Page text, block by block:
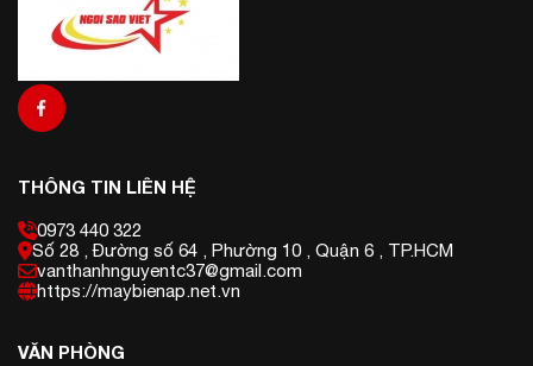
THÔNG TIN LIÊN HỆ
0973 440 322
Số 28 , Đường số 64 , Phường 10 , Quận 6 , TP.HCM
vanthanhnguyentc37@gmail.com
https://maybienap.net.vn
VĂN PHÒNG